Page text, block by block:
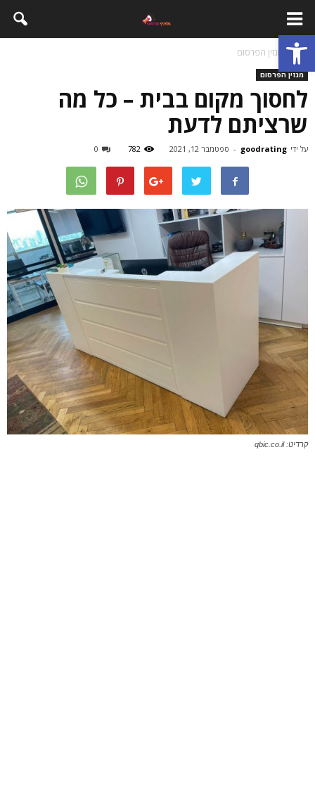
פתח סרגל נגישות
בית מגזין הפרסום
מגזין הפרסום
לחסוך מקום בבית – כל מה
שרציתם לדעת
על ידי goodrating
- ספטמבר 12, 2021 782
0
קרדיט: qbic.co.il